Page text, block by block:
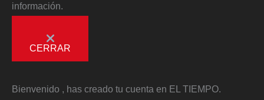
información.
CERRAR
Bienvenido
, has creado tu cuenta en EL TIEMPO.